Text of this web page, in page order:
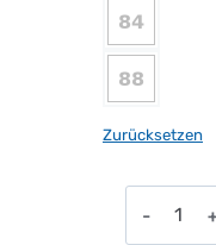
Zurücksetzen
Zunfthose